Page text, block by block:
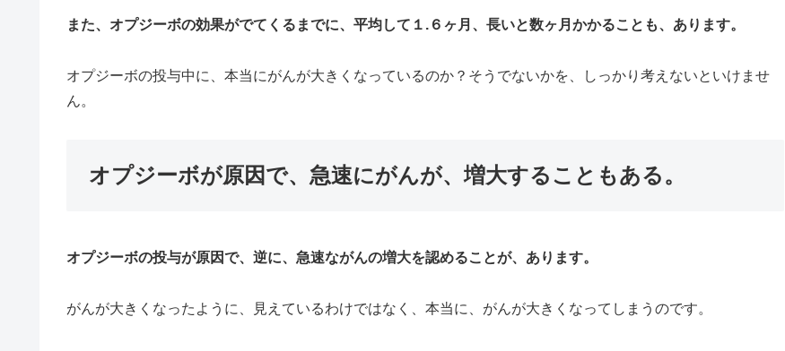
また、オプジーボの効果がでてくるまでに、平均して１.６ヶ月、長いと数ヶ月かかることも、あります。
オプジーボの投与中に、本当にがんが大きくなっているのか？そうでないかを、しっかり考えないといけませ
ん。
オプジーボが原因で、急速にがんが、増大することもある。
オプジーボの投与が原因で、逆に、急速ながんの増大を認めることが、あります。
がんが大きくなったように、見えているわけではなく、本当に、がんが大きくなってしまうのです。